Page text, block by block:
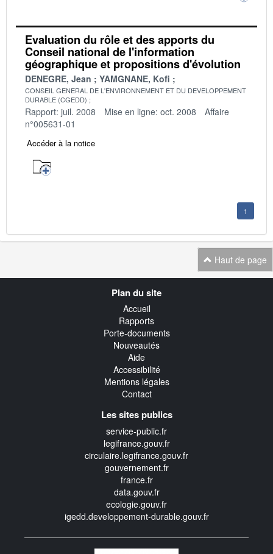
Evaluation du rôle et des apports du
Conseil national de l'information
géographique et propositions d'évolution
DENEGRE, Jean YAMGNANE, Kofi
CONSEIL GENERAL DE L'ENVIRONNEMENT ET DU DEVELOPPEMENT
DURABLE (CGEDD)
Rapport: juil. 2008 Mise en ligne: oct. 2008
Affaire
n°005631-01
Accéder à la notice
1
Haut de page
Plan du site
Accueil
Rapports
Porte-documents
Nouveautés
Aide
Accessibilité
Mentions légales
Contact
Les sites publics
service-public.fr
legifrance.gouv.fr
circulaire.legifrance.gouv.fr
gouvernement.fr
france.fr
data.gouv.fr
ecologie.gouv.fr
igedd.developpement-durable.gouv.fr